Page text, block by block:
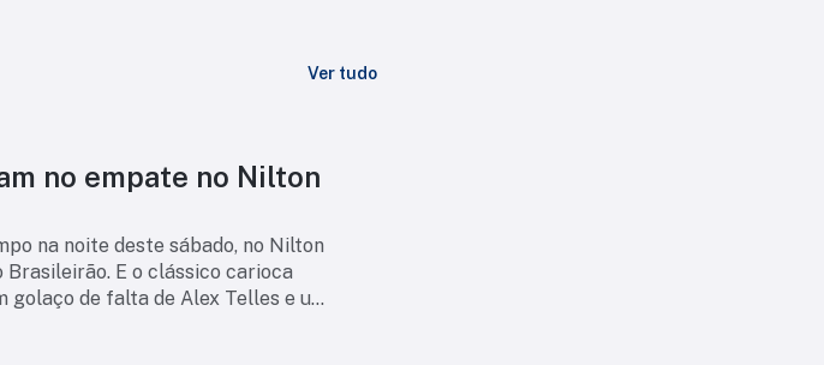
Ver tudo
no empate no Nilton
na noite deste sábado, no Nilton
E o clássico carioca
golaço de falta de Alex Telles e um